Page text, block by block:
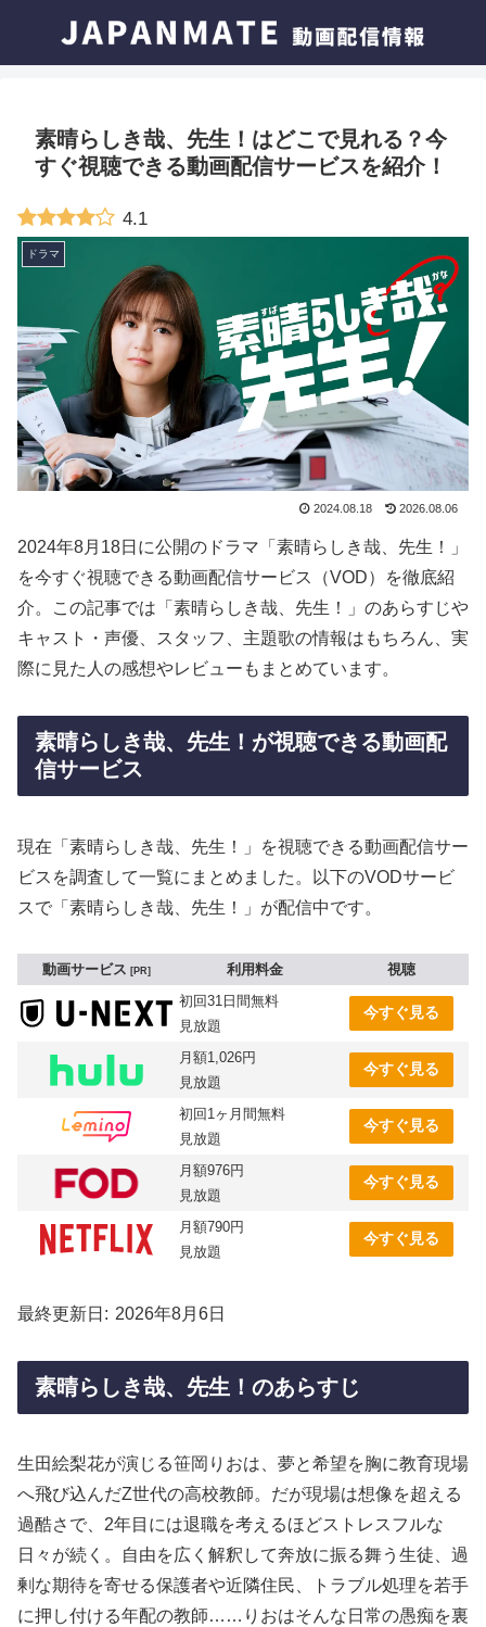
素晴らしき哉、先生！はどこで見れる？今
すぐ視聴できる動画配信サービスを紹介！
4.1
ドラマ
2024.08.18 2026.08.06
2024年8月18日に公開のドラマ「素晴らしき哉、先生！」
を今すぐ視聴できる動画配信サービス（VOD）を徹底紹
介。この記事では「素晴らしき哉、先生！」のあらすじや
キャスト・声優、スタッフ、主題歌の情報はもちろん、実
際に見た人の感想やレビューもまとめています。
素晴らしき哉、先生！が視聴できる動画配
信サービス
現在「素晴らしき哉、先生！」を視聴できる動画配信サー
ビスを調査して一覧にまとめました。以下のVODサービ
スで「素晴らしき哉、先生！」が配信中です。
動画サービス PR 利用料金
視聴
初回31日間無料
見放題
今すぐ見る
月額1,026円
見放題
今すぐ見る
初回1ヶ月間無料
見放題
今すぐ見る
月額976円
見放題
今すぐ見る
月額790円
見放題
今すぐ見る
最終更新日 2026年8月6日
素晴らしき哉、先生！のあらすじ
生田絵梨花が演じる笹岡りおは、夢と希望を胸に教育現場
へ飛び込んだZ世代の高校教師。だが現場は想像を超える
過酷さで、2年目には退職を考えるほどストレスフルな
日々が続く。自由を広く解釈して奔放に振る舞う生徒、過
剰な期待を寄せる保護者や近隣住民、トラブル処理を若手
に押し付ける年配の教師……りおはそんな日常の愚痴を裏